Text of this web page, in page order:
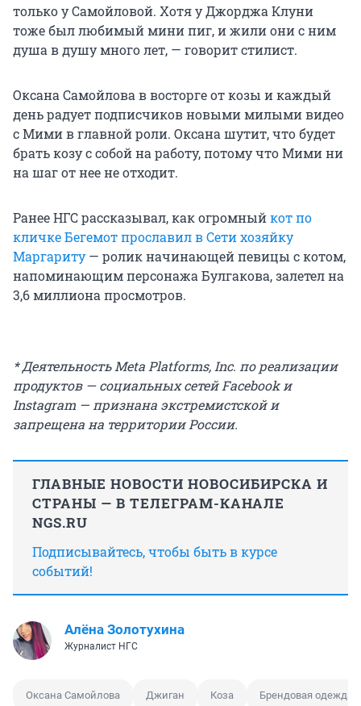
только у Самойловой. Хотя у Джорджа Клуни
тоже был любимый мини пиг, и жили они с ним
душа в душу много лет, — говорит стилист.
Оксана Самойлова в восторге от козы и каждый
день радует подписчиков новыми милыми видео
с Мими в главной роли. Оксана шутит, что будет
брать козу с собой на работу, потому что Мими ни
на шаг от нее не отходит.
Ранее НГС рассказывал, как огромныйкот по
кличке Бегемот прославил в Сети хозяйку
Маргариту— ролик начинающей певицы с котом,
напоминающим персонажа Булгакова, залетел на
3,6 миллиона просмотров.
* Деятельность Meta Platforms, Inc. по реализации
продуктов — социальных сетей Facebook и
Instagram — признана экстремистской и
запрещена на территории России.
ГЛАВНЫЕ НОВОСТИ НОВОСИБИРСКА И
СТРАНЫ — В ТЕЛЕГРАМ-КАНАЛЕ
NGS.RU
Подписывайтесь, чтобы быть в курсе
событий!
Алёна Золотухина
Журналист НГС
Оксана Самойлова Джиган Коза Брендовая одежда